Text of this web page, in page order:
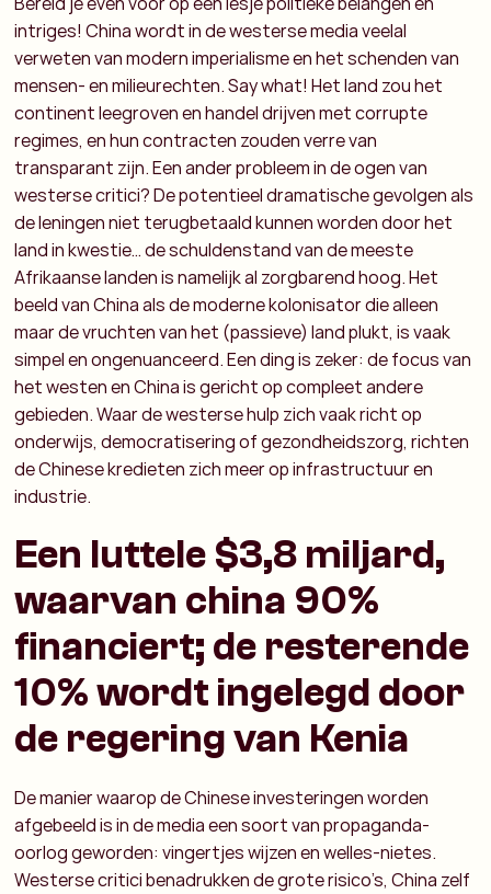
intriges! China wordt in de westerse media veelal
verweten van modern imperialisme en het schenden van
mensen- en milieurechten. Say what! Het land zou het
continent leegroven en handel drijven met corrupte
regimes, en hun contracten zouden verre van
transparant zijn. Een ander probleem in de ogen van
westerse critici? De potentieel dramatische gevolgen als
de leningen niet terugbetaald kunnen worden door het
land in kwestie… de schuldenstand van de meeste
Afrikaanse landen is namelijk al zorgbarend hoog. Het
beeld van China als de moderne kolonisator die alleen
maar de vruchten van het (passieve) land plukt, is vaak
simpel en ongenuanceerd. Een ding is zeker: de focus van
het westen en China is gericht op compleet andere
gebieden. Waar de westerse hulp zich vaak richt op
onderwijs, democratisering of gezondheidszorg, richten
de Chinese kredieten zich meer op infrastructuur en
industrie.
Een luttele $3,8 miljard,
waarvan china 90%
financiert; de resterende
10% wordt ingelegd door
de regering van Kenia
De manier waarop de Chinese investeringen worden
afgebeeld is in de media een soort van propaganda-
oorlog geworden: vingertjes wijzen en welles-nietes.
Westerse critici benadrukken de grote risico’s, China zelf